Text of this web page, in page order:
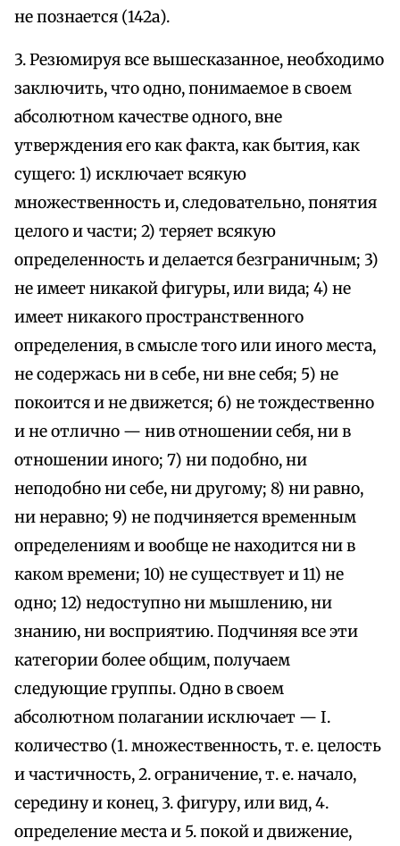
не познается (142а).
3. Резюмируя все вышесказанное, необходимо
заключить, что одно, понимаемое в своем
абсолютном качестве одного, вне
утверждения его как факта, как бытия, как
сущего: 1) исключает всякую
множественность и, следовательно, понятия
целого и части; 2) теряет всякую
определенность и делается безграничным; 3)
не имеет никакой фигуры, или вида; 4) не
имеет никакого пространственного
определения, в смысле того или иного места,
не содержась ни в себе, ни вне себя; 5) не
покоится и не движется; 6) не тождественно
и не отлично — нив отношении себя, ни в
отношении иного; 7) ни подобно, ни
неподобно ни себе, ни другому; 8) ни равно,
ни неравно; 9) не подчиняется временным
определениям и вообще не находится ни в
каком времени; 10) не существует и 11) не
одно; 12) недоступно ни мышлению, ни
знанию, ни восприятию. Подчиняя все эти
категории более общим, получаем
следующие группы. Одно в своем
абсолютном полагании исключает — I.
количество (1. множественность, т. е. целость
и частичность, 2. ограничение, т. е. начало,
середину и конец, 3. фигуру, или вид, 4.
определение места и 5. покой и движение,